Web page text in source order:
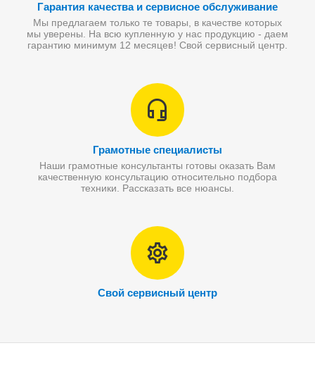
Гарантия качества и сервисное обслуживание
Мы предлагаем только те товары, в качестве которых
мы уверены. На всю купленную у нас продукцию - даем
гарантию минимум 12 месяцев! Свой сервисный центр.
Грамотные специалисты
Наши грамотные консультанты готовы оказать Вам
качественную консультацию относительно подбора
техники. Рассказать все нюансы.
Свой сервисный центр